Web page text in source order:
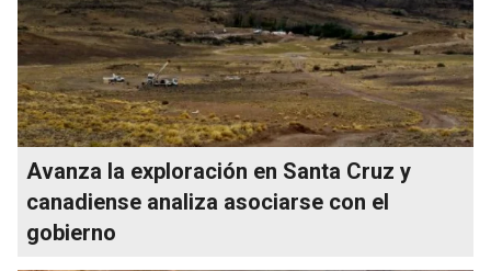
Avanza la exploración en Santa Cruz y
canadiense analiza asociarse con el
gobierno